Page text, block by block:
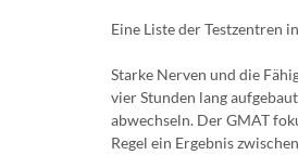
Eine Liste der Testzentren
Starke Nerven und die
vier Stunden lang
abwechseln. Der GMAT
Regel ein Ergebnis